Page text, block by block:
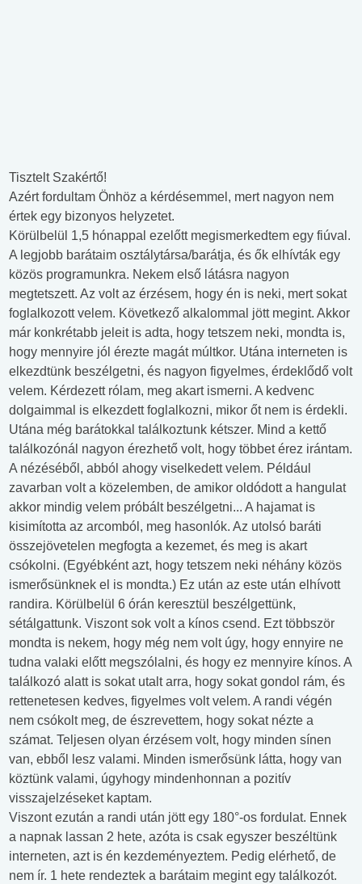
Tisztelt Szakértő!
Azért fordultam Önhöz a kérdésemmel, mert nagyon nem
értek egy bizonyos helyzetet.
Körülbelül 1,5 hónappal ezelőtt megismerkedtem egy fiúval.
A legjobb barátaim osztálytársa/barátja, és ők elhívták egy
közös programunkra. Nekem első látásra nagyon
megtetszett. Az volt az érzésem, hogy én is neki, mert sokat
foglalkozott velem. Következő alkalommal jött megint. Akkor
már konkrétabb jeleit is adta, hogy tetszem neki, mondta is,
hogy mennyire jól érezte magát múltkor. Utána interneten is
elkezdtünk beszélgetni, és nagyon figyelmes, érdeklődő volt
velem. Kérdezett rólam, meg akart ismerni. A kedvenc
dolgaimmal is elkezdett foglalkozni, mikor őt nem is érdekli.
Utána még barátokkal találkoztunk kétszer. Mind a kettő
találkozónál nagyon érezhető volt, hogy többet érez irántam.
A nézéséből, abból ahogy viselkedett velem. Például
zavarban volt a közelemben, de amikor oldódott a hangulat
akkor mindig velem próbált beszélgetni... A hajamat is
kisimította az arcomból, meg hasonlók. Az utolsó baráti
összejövetelen megfogta a kezemet, és meg is akart
csókolni. (Egyébként azt, hogy tetszem neki néhány közös
ismerősünknek el is mondta.) Ez után az este után elhívott
randira. Körülbelül 6 órán keresztül beszélgettünk,
sétálgattunk. Viszont sok volt a kínos csend. Ezt többször
mondta is nekem, hogy még nem volt úgy, hogy ennyire ne
tudna valaki előtt megszólalni, és hogy ez mennyire kínos. A
találkozó alatt is sokat utalt arra, hogy sokat gondol rám, és
rettenetesen kedves, figyelmes volt velem. A randi végén
nem csókolt meg, de észrevettem, hogy sokat nézte a
számat. Teljesen olyan érzésem volt, hogy minden sínen
van, ebből lesz valami. Minden ismerősünk látta, hogy van
köztünk valami, úgyhogy mindenhonnan a pozitív
visszajelzéseket kaptam.
Viszont ezután a randi után jött egy 180°-os fordulat. Ennek
a napnak lassan 2 hete, azóta is csak egyszer beszéltünk
interneten, azt is én kezdeményeztem. Pedig elérhető, de
nem ír. 1 hete rendeztek a barátaim megint egy találkozót.